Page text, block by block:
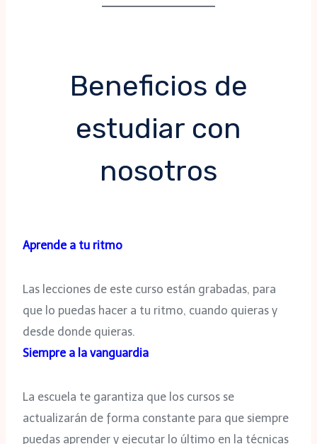
Beneficios de
estudiar con
nosotros
Aprende a tu ritmo
Las lecciones de este curso están grabadas, para
que lo puedas hacer a tu ritmo, cuando quieras y
desde donde quieras.
Siempre a la vanguardia
La escuela te garantiza que los cursos se
actualizarán de forma constante para que siempre
puedas aprender y ejecutar lo último en la técnicas